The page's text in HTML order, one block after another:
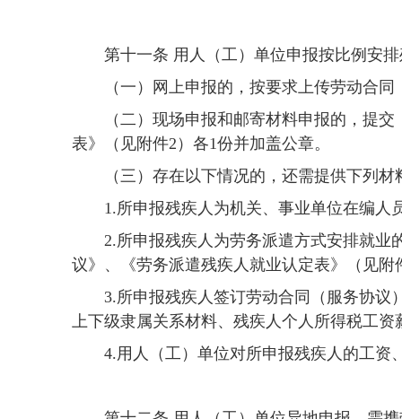
第十一条 用人（工）单位申报按比例安
（一）网上申报的，按要求上传劳动合
（二）现场申报和邮寄材料申报的，提
表》（见附件2）各1份并加盖公章。
（三）存在以下情况的，还需提供下列
1.所申报残疾人为机关、事业单位在编
2.所申报残疾人为劳务派遣方式安排就业
议》、《劳务派遣残疾人就业认定表》（见附
3.所申报残疾人签订劳动合同（服务协议
上下级隶属关系材料、残疾人个人所得税工
4.用人（工）单位对所申报残疾人的工资